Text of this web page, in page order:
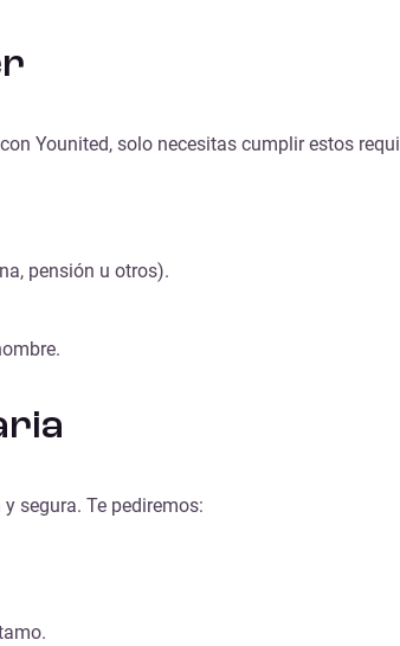
Younited, solo necesitas cumplir estos
pensión u otros).
segura. Te pediremos: